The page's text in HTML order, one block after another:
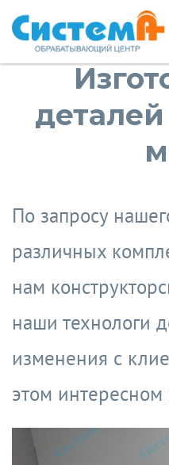
По запросу
различных
нам
наши технологи
изменения с
этом